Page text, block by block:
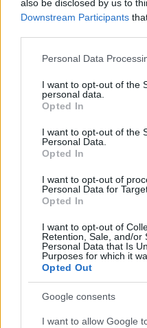
also be disclosed by us to
Downstream Participants
Please note that this
not limited to your visit or
grant or deny consent to
use your data for below
consent section.
Personal Data
I want to opt-out of the
personal data.
Opted In
I want to opt-out of the
Personal Data.
Opted In
I want to opt-out of
Personal Data for
Opted In
I want to opt-out of
Retention, Sale, and/or
Personal Data that Is
Purposes for which it
Opted Out
Google consents
I want to allow Google